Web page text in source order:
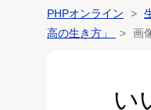
PHPオンライン
高の生き方」
画
い